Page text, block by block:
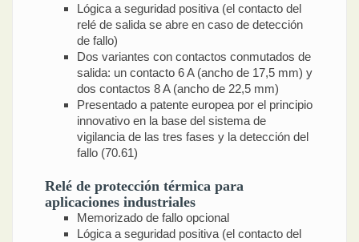
Lógica a seguridad positiva (el contacto del
relé de salida se abre en caso de detección
de fallo)
Dos variantes con contactos conmutados de
salida: un contacto 6 A (ancho de 17,5 mm) y
dos contactos 8 A (ancho de 22,5 mm)
Presentado a patente europea por el principio
innovativo en la base del sistema de
vigilancia de las tres fases y la detección del
fallo (70.61)
Relé de protección térmica para
aplicaciones industriales
Memorizado de fallo opcional
Lógica a seguridad positiva (el contacto del